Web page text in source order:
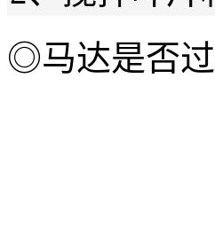
◎马达是否